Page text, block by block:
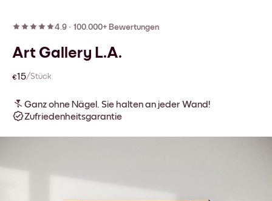
4.9 · 100.000+ Bewertungen
Art Gallery L.A.
€15/Stück
Ganz ohne Nägel. Sie halten an jeder Wand!
Zufriedenheitsgarantie